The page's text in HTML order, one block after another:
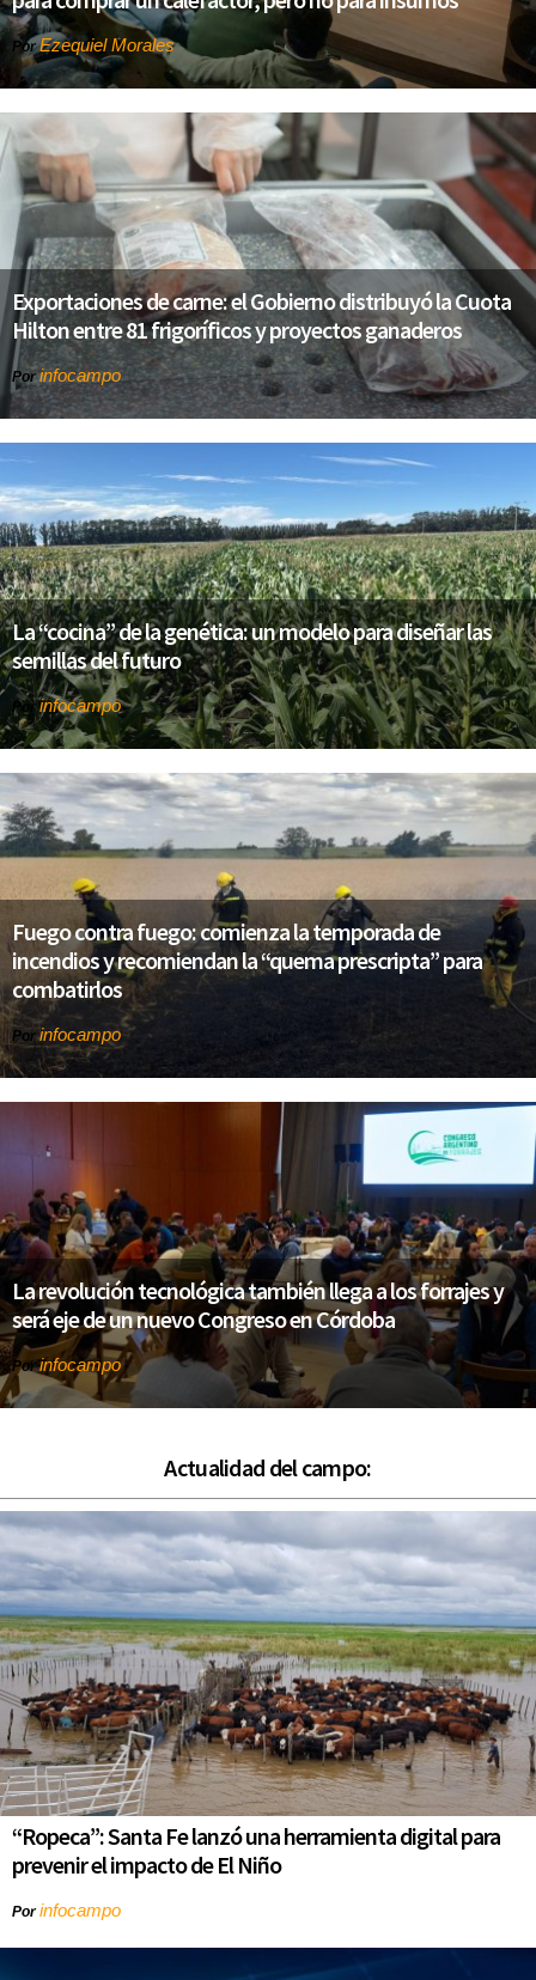
PorEzequiel Morales
Exportaciones de carne: el Gobierno distribuyó la Cuota
Hilton entre 81 frigoríficos y proyectos ganaderos
Porinfocampo
La “cocina” de la genética: un modelo para diseñar las
semillas del futuro
Por infocampo
Fuego contra fuego: comienza la temporada de
incendios y recomiendan la “quema prescripta” para
combatirlos
Porinfocampo
La revolución tecnológica también llega a los forrajes y
será eje de un nuevo Congreso en Córdoba
Porinfocampo
Actualidad del campo:
“Ropeca”: Santa Fe lanzó una herramienta digital para
prevenir el impacto de El Niño
Porinfocampo